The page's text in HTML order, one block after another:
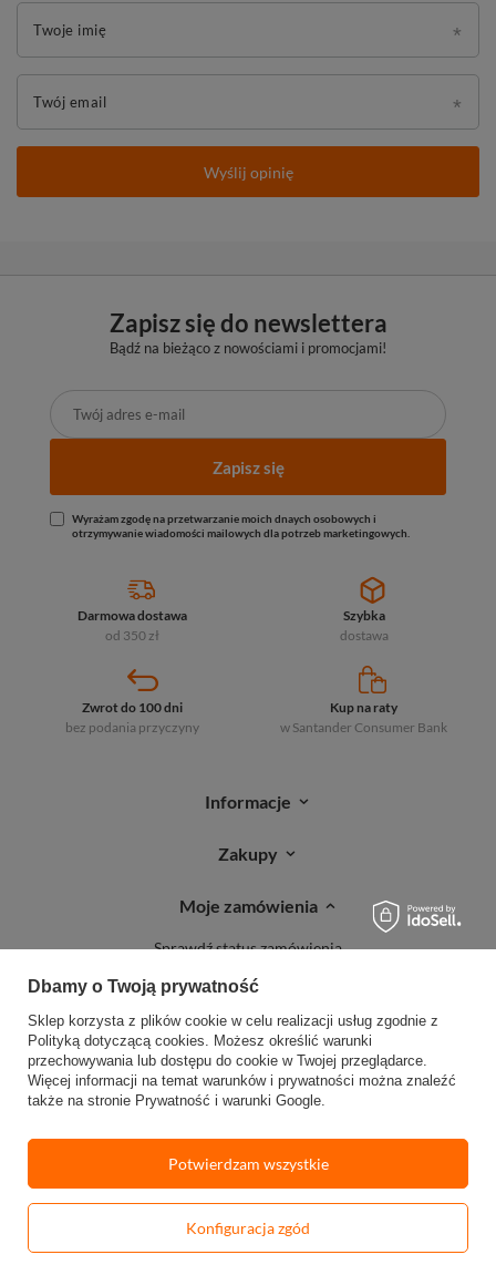
Dodaj do koszyka
Twoje imię
Twój email
Wyślij opinię
Zapisz się do newslettera
Bądź na bieżąco z nowościami i promocjami!
Zapisz się
Wyrażam zgodę na przetwarzanie moich dnaych osobowych i
otrzymywanie wiadomości mailowych dla potrzeb marketingowych.
Darmowa dostawa
od 350 zł
Szybka
dostawa
Zwrot do 100 dni
bez podania przyczyny
Kup na raty
w Santander Consumer Bank
Informacje
Zakupy
Moje zamówienia
Sprawdź status zamówienia
Śledź przesyłkę
Reklamacje
Zwroty
W sklepie prezentujemy ceny brutto (z VAT).Stawki VAT dla konsumentów z
Dbamy o Twoją prywatność
Sklep korzysta z plików cookie w celu realizacji usług zgodnie z
Polityką dotyczącą cookies. Możesz określić warunki
przechowywania lub dostępu do cookie w Twojej przeglądarce.
Więcej informacji na temat warunków i prywatności można znaleźć
także na stronie Prywatność i warunki Google.
Konfiguracja zgód
Potwierdzam wszystkie